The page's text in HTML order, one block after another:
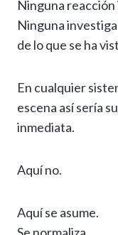
Ninguna
Ninguna
de lo que se ha
En cualquier
escena así sería
inmediata.
Aquí no.
Aquí se asume.